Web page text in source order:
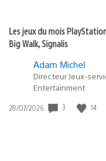
Les jeux du mois
Big Walk, Signalis
Adam Michel
Directeur Jeux-
Entertainment
Date
28/07/2026 3 14